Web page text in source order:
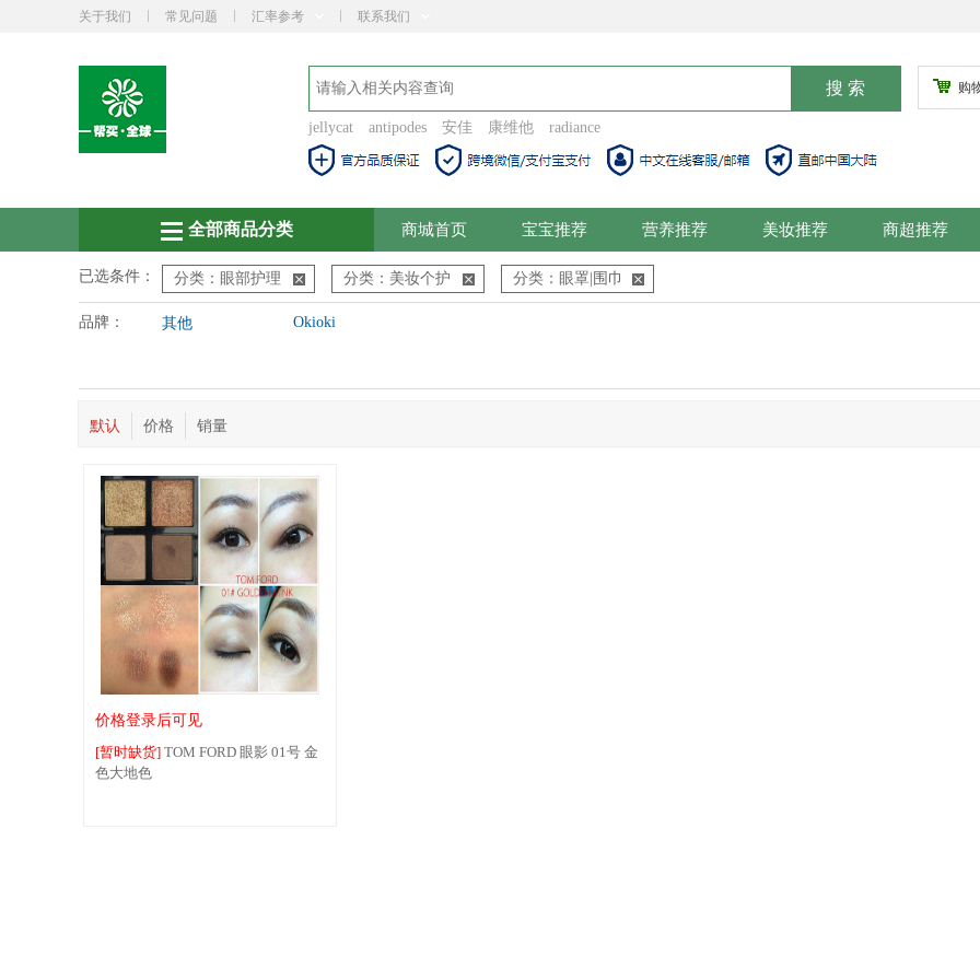
关于我们 常见问题 汇率参考 联系我们
jellycat antipodes 安佳 康维他 radiance
购
全部商品分类 商城首页 宝宝推荐 营养推荐 美妆推荐 商超推荐
已选条件： 分类：眼部护理 分类：美妆个护 分类：眼罩|围巾
品牌： 其他 Okioki
默认 价格 销量
价格登录后可见
[暂时缺货] TOM FORD 眼影 01号 金
色大地色